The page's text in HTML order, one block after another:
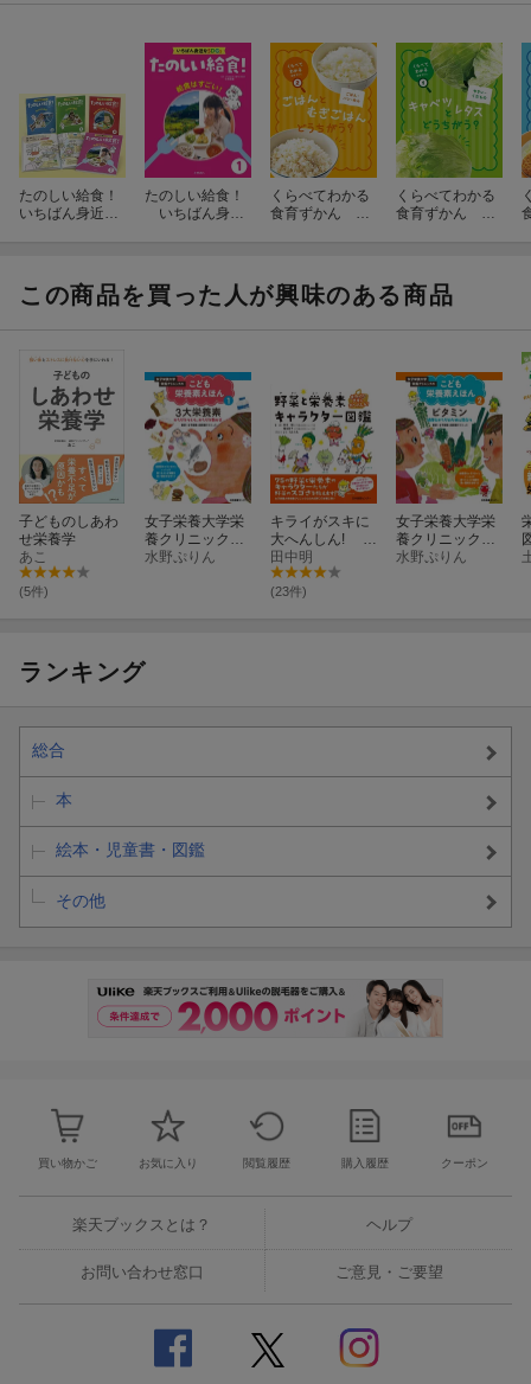
こども環境学
この本では、SDGs(持続可能な開発目標)の土台となる環境問題
を、小学生向けにゼロから解説しています。
スーパーのレジ袋や、給食の食べ残しなど身近な話題を取り上げ
ているので、環境について考えるきっかけに最適です。
大気で起こるさまざまな現象とそのしくみ、天気予報がまる
ごとわかる！
こども気象学
いうこと？
この本では、わたしたちの生活に欠かせない気象の知識を小学生
気候変動が進み、異常気象が世界的に注目されるいま、これから
を生きていくために気象の知識は欠かせません。
たのしい給食！
いちばん身近な
たのしい給食！
いちばん身近
くらべてわかる
食育ずかん ご
くらべてわかる
食育ずかん や
この商品を買った人が興味のある商品
子どものしあわ
せ栄養学
あこ
(5件)
女子栄養大学栄
養クリニックの
こども栄養素え
水野ぷりん
キライがスキに
大へんしん! 野
菜と栄養素キャ
ラクター図鑑
田中明
(23件)
女子栄養大学栄
養クリニックの
こども栄養素え
水野ぷりん
ランキング
総合
本
絵本・児童書・図鑑
その他
買い物かご お気に入り 閲覧履歴 購入履歴 クーポン
楽天ブックスとは？ ヘルプ
お問い合わせ窓口 ご意見・ご要望